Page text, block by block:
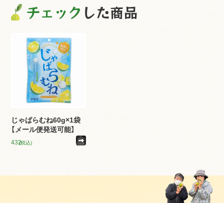
チェック した商品
じゃばらむね60g×1袋
【メール便発送可能】
432(税込)